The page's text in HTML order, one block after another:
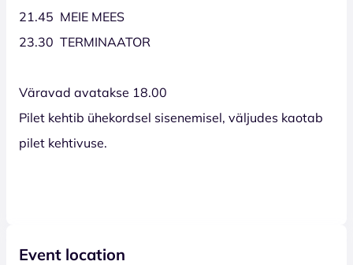
21.45 MEIE MEES
23.30 TERMINAATOR
Väravad avatakse 18.00
Pilet kehtib ühekordsel sisenemisel, väljudes kaotab
pilet kehtivuse.
Event location